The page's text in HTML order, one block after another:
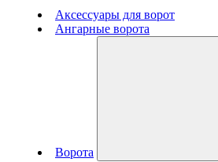
Аксессуары для ворот
Ангарные ворота
Ворота